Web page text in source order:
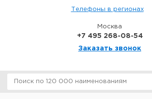
Телефоны в регионах
Москва
+7 495 268-08-54
Заказать звонок